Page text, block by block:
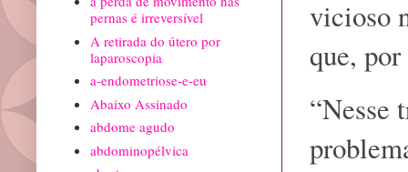
vicioso
que,
“Nesse
pernas é irreversível
A retirada do útero por
laparoscopia
a-endometriose-e-eu
Abaixo Assinado
abdome agudo
abdominopélvica